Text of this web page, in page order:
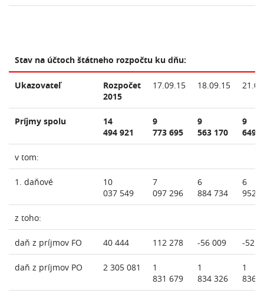
Stav na účtoch štátneho rozpočtu ku dňu:
Ukazovateľ
Rozpočet
2015
17.09.15 18.09.15
Príjmy spolu
14
494 921
9
773 695
9
563 170
9
649
v tom:
1. daňové
10
037 549
7
097 296
6
884 734
6
952
z toho:
daň z príjmov FO 40 444 112 278 -56 009 -52
daň z príjmov PO 2 305 081
1
831 679
1
834 326
1
836